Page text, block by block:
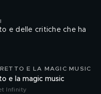
e delle critiche che ha
E LA MAGIC MUSIC
e la magic music
Infinity